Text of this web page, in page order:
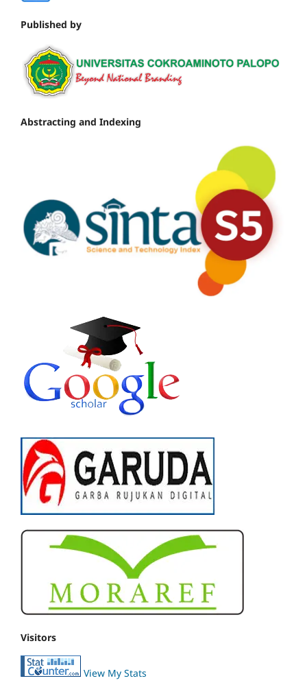
Published by
Abstracting and Indexing
Visitors
View My Stats